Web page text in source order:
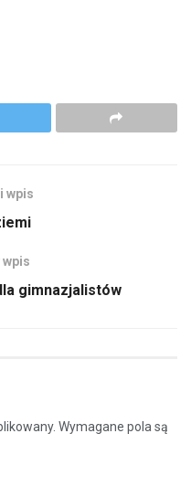
wpis
wpis
gimnazjalistów
Wymagane pola są